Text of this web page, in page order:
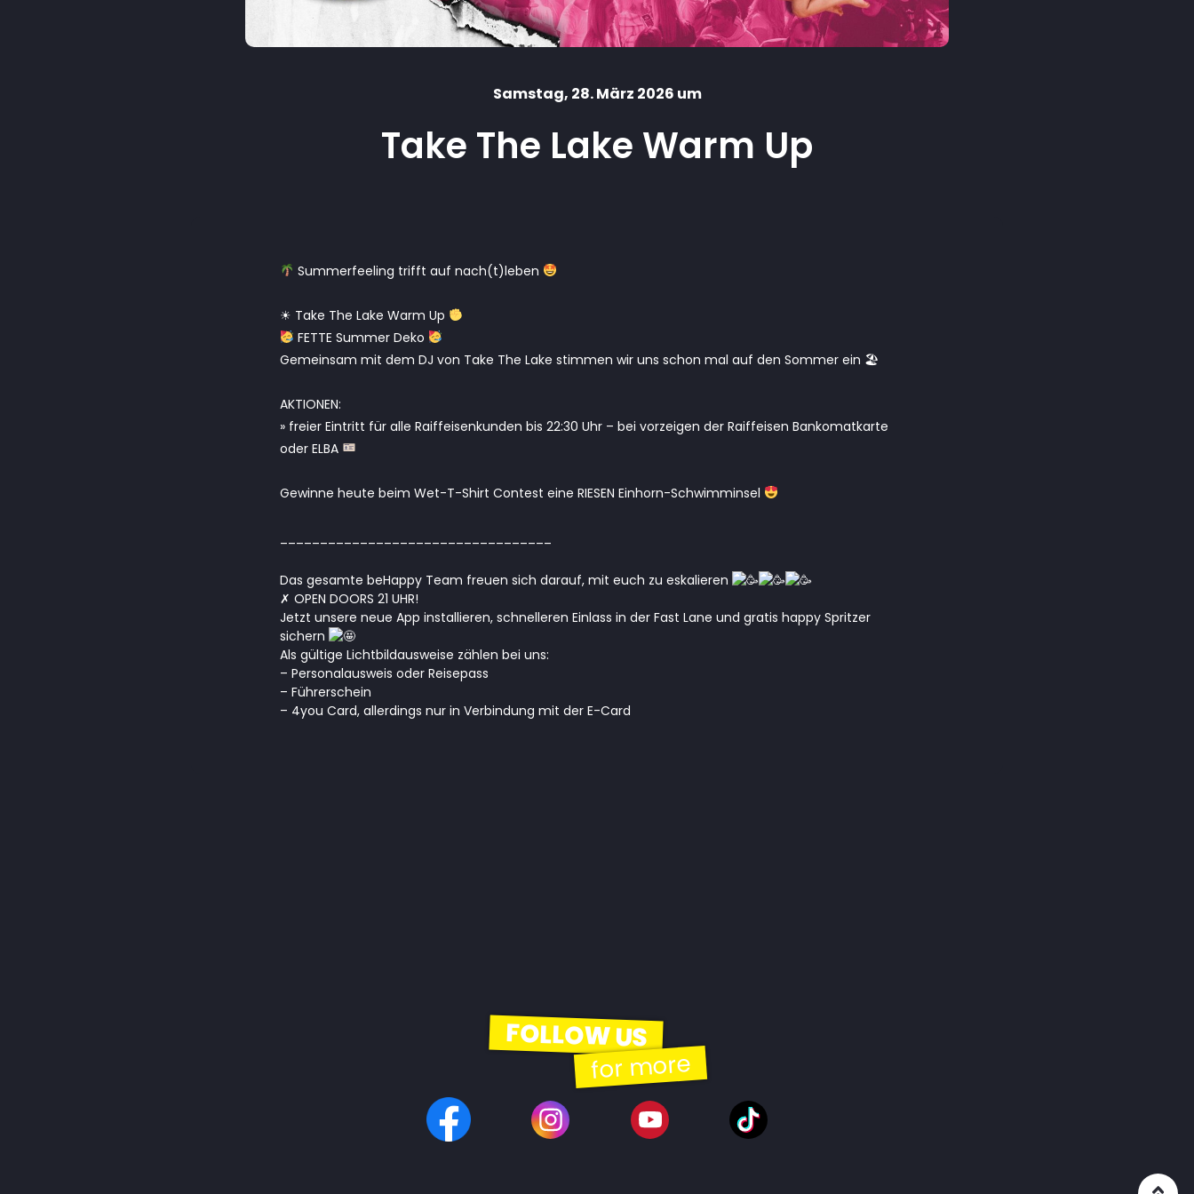
Samstag, 28. März 2026 um
Take The Lake Warm Up
Summerfeeling trifft auf nach(t)leben
☀ Take The Lake Warm Up
FETTE Summer Deko
Gemeinsam mit dem DJ von Take The Lake stimmen wir uns schon mal auf den Sommer ein 🏖
AKTIONEN:
» freier Eintritt für alle Raiffeisenkunden bis 22:30 Uhr – bei vorzeigen der Raiffeisen Bankomatkarte
oder ELBA
Gewinne heute beim Wet-T-Shirt Contest eine RIESEN Einhorn-Schwimminsel
Das gesamte beHappy Team freuen sich darauf, mit euch zu eskalieren
✗ OPEN DOORS 21 UHR!
Jetzt unsere neue App installieren, schnelleren Einlass in der Fast Lane und gratis happy Spritzer
sichern
Als gültige Lichtbildausweise zählen bei uns:
– Personalausweis oder Reisepass
– Führerschein
– 4you Card, allerdings nur in Verbindung mit der E-Card
FOLLOW US
for more